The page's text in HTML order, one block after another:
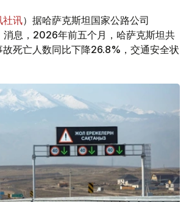
社讯）据哈萨克斯坦国家公路公司
消息，2026年前五个月，哈萨克斯坦共
死亡人数同比下降26.8%，交通安全状